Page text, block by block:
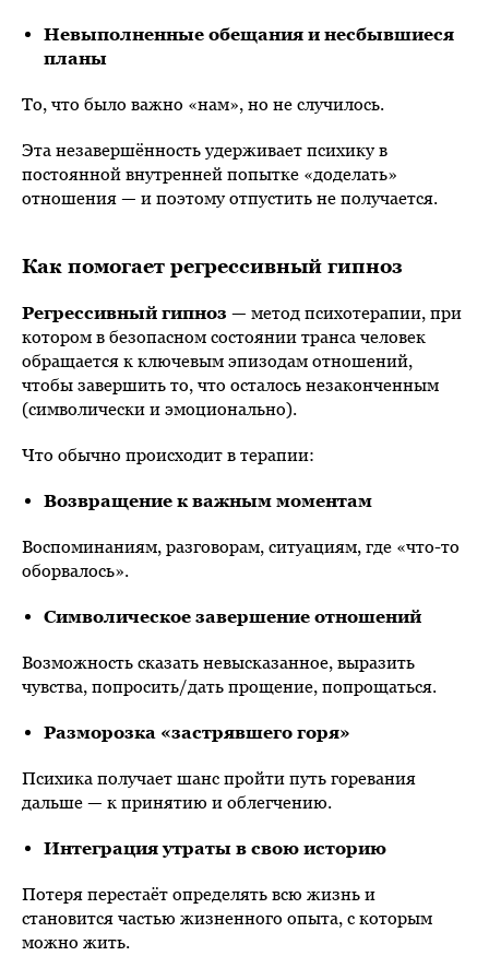
Невыполненные обещания и несбывшиеся
планы
То, что было важно «нам», но не случилось.
Эта незавершённость удерживает психику в
постоянной внутренней попытке «доделать»
отношения — и поэтому отпустить не получается.
Как помогает регрессивный гипноз
Регрессивный гипноз — метод психотерапии, при
котором в безопасном состоянии транса человек
обращается к ключевым эпизодам отношений,
чтобы завершить то, что осталось незаконченным
(символически и эмоционально).
Что обычно происходит в терапии:
Возвращение к важным моментам
Воспоминаниям, разговорам, ситуациям, где «что-то
оборвалось».
Символическое завершение отношений
Возможность сказать невысказанное, выразить
чувства, попросить/дать прощение, попрощаться.
Разморозка «застрявшего горя»
Психика получает шанс пройти путь горевания
дальше — к принятию и облегчению.
Интеграция утраты в свою историю
Потеря перестаёт определять всю жизнь и
становится частью жизненного опыта, с которым
можно жить.